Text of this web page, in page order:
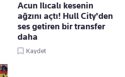
Acun Ilıcalı kesenin
ağzını açtı! Hull City'den
ses getiren bir transfer
daha
Kaydet